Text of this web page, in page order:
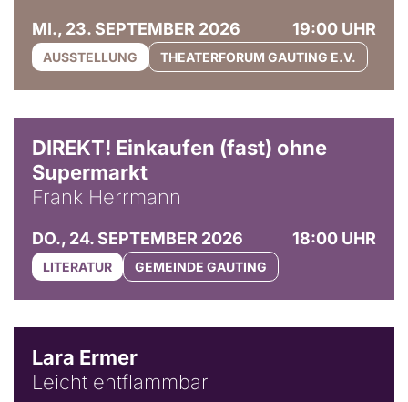
MI., 23. SEPTEMBER 2026 19:00 UHR
AUSSTELLUNG THEATERFORUM GAUTING E.V.
DIREKT! Einkaufen (fast) ohne
Supermarkt
Frank Herrmann
DO., 24. SEPTEMBER 2026 18:00 UHR
LITERATUR GEMEINDE GAUTING
Lara Ermer
Leicht entflammbar